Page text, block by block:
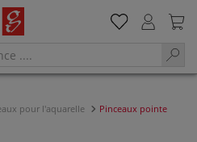
pour l'aquarelle
Pinceaux pointe